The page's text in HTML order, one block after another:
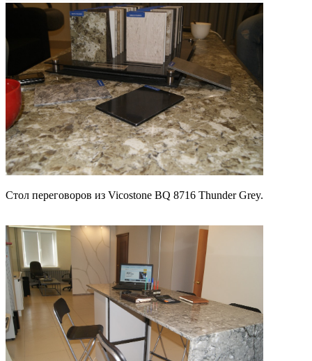
Стол переговоров из Vicostone BQ 8716 Thunder Grey.